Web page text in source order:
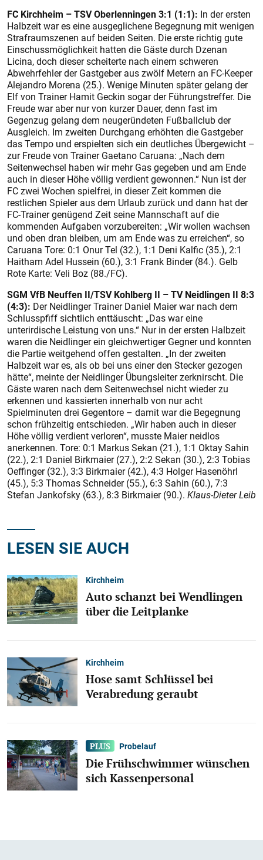
FC Kirchheim – TSV Oberlenningen 3:1 (1:1): In der ersten
Halbzeit war es eine ausgeglichene Begegnung mit wenigen
Strafraumszenen auf beiden Seiten. Die erste richtig gute
Einschussmöglichkeit hatten die Gäste durch Dzenan
Licina, doch dieser scheiterte nach einem schweren
Abwehrfehler der Gastgeber aus zwölf Metern an FC-Keeper
Alejandro Morena (25.). Wenige Minuten später gelang der
Elf von Trainer Hamit Geckin sogar der Führungstreffer. Die
Freude war aber nur von kurzer Dauer, denn fast im
Gegenzug gelang dem neugeründeten Fußballclub der
Ausgleich. Im zweiten Durchgang erhöhten die Gastgeber
das Tempo und erspielten sich ein deutliches Übergewicht –
zur Freude von Trainer Gaetano Caruana: „Nach dem
Seitenwechsel haben wir mehr Gas gegeben und am Ende
auch in dieser Höhe völlig verdient gewonnen.“ Nun ist der
FC zwei Wochen spielfrei, in dieser Zeit kommen die
restlichen Spieler aus dem Urlaub zurück und dann hat der
FC-Trainer genügend Zeit seine Mannschaft auf die
kommenden Aufgaben vorzubereiten: „Wir wollen wachsen
und oben dran bleiben, um am Ende was zu erreichen“, so
Caruana Tore: 0:1 Onur Tel (32.), 1:1 Deni Kalfic (35.), 2:1
Haitham Adel Hussein (60.), 3:1 Frank Binder (84.). Gelb
Rote Karte: Veli Boz (88./FC).
SGM VfB Neuffen II/TSV Kohlberg II – TV Neidlingen II 8:3
(4:3): Der Neidlinger Trainer Daniel Maier war nach dem
Schlusspfiff sichtlich enttäuscht: „Das war eine
unterirdische Leistung von uns.“ Nur in der ersten Halbzeit
waren die Neidlinger ein gleichwertiger Gegner und konnten
die Partie weitgehend offen gestalten. „In der zweiten
Halbzeit war es, als ob bei uns einer den Stecker gezogen
hätte“, meinte der Neidlinger Übungsleiter zerknirscht. Die
Gäste waren nach dem Seitenwechsel nicht wieder zu
erkennen und kassierten innerhalb von nur acht
Spielminuten drei Gegentore – damit war die Begegnung
schon frühzeitig entschieden. „Wir haben auch in dieser
Höhe völlig verdient verloren“, musste Maier neidlos
anerkennen. Tore: 0:1 Markus Sekan (21.), 1:1 Oktay Sahin
(22.), 2:1 Daniel Birkmaier (27.), 2:2 Sekan (30.), 2:3 Tobias
Oeffinger (32.), 3:3 Birkmaier (42.), 4:3 Holger Hasenöhrl
(45.), 5:3 Thomas Schneider (55.), 6:3 Sahin (60.), 7:3
Stefan Jankofsky (63.), 8:3 Birkmaier (90.). Klaus-Dieter Leib
LESEN SIE AUCH
Kirchheim
Auto schanzt bei Wendlingen
über die Leitplanke
Kirchheim
Hose samt Schlüssel bei
Verabredung geraubt
Probelauf
Die Frühschwimmer wünschen
sich Kassenpersonal